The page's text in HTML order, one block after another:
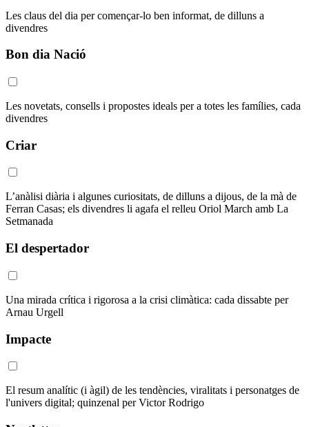
Les claus del dia per començar-lo ben informat, de dilluns a
divendres
Bon dia Nació
Les novetats, consells i propostes ideals per a totes les famílies, cada
divendres
Criar
L’anàlisi diària i algunes curiositats, de dilluns a dijous, de la mà de
Ferran Casas; els divendres li agafa el relleu Oriol March amb La
Setmanada
El despertador
Una mirada crítica i rigorosa a la crisi climàtica: cada dissabte per
Arnau Urgell
Impacte
El resum analític (i àgil) de les tendències, viralitats i personatges de
l'univers digital; quinzenal per Victor Rodrigo